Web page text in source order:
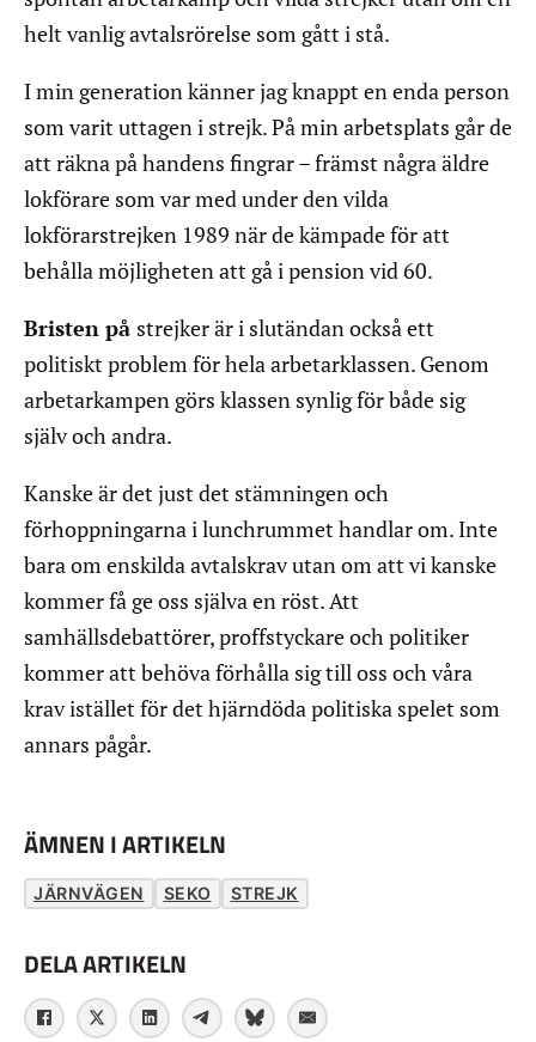
helt vanlig avtalsrörelse som gått i stå.
I min generation känner jag knappt en enda person
som varit uttagen i strejk. På min arbetsplats går de
att räkna på handens fingrar – främst några äldre
lokförare som var med under den vilda
lokförarstrejken 1989 när de kämpade för att
behålla möjligheten att gå i pension vid 60.
Bristen på strejker är i slutändan också ett
politiskt problem för hela arbetarklassen. Genom
arbetarkampen görs klassen synlig för både sig
själv och andra.
Kanske är det just det stämningen och
förhoppningarna i lunchrummet handlar om. Inte
bara om enskilda avtalskrav utan om att vi kanske
kommer få ge oss själva en röst. Att
samhällsdebattörer, proffstyckare och politiker
kommer att behöva förhålla sig till oss och våra
krav istället för det hjärndöda politiska spelet som
annars pågår.
ÄMNEN I ARTIKELN
JÄRNVÄGEN SEKO STREJK
DELA ARTIKELN